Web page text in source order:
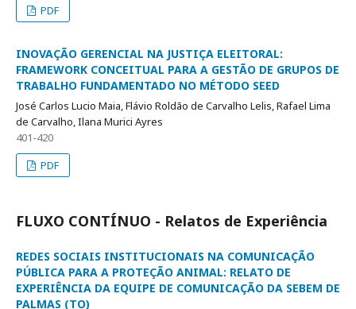
PDF
INOVAÇÃO GERENCIAL NA JUSTIÇA ELEITORAL:
FRAMEWORK CONCEITUAL PARA A GESTÃO DE GRUPOS DE
TRABALHO FUNDAMENTADO NO MÉTODO SEED
José Carlos Lucio Maia, Flávio Roldão de Carvalho Lelis, Rafael Lima
de Carvalho, Ilana Murici Ayres
401-420
PDF
FLUXO CONTÍNUO - Relatos de Experiência
REDES SOCIAIS INSTITUCIONAIS NA COMUNICAÇÃO
PÚBLICA PARA A PROTEÇÃO ANIMAL: RELATO DE
EXPERIÊNCIA DA EQUIPE DE COMUNICAÇÃO DA SEBEM DE
PALMAS (TO)